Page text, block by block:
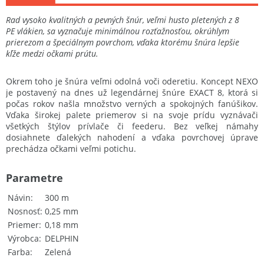
Rad vysoko kvalitných a pevných šnúr, veľmi husto pletených z 8
PE vlákien, sa vyznačuje minimálnou rozťažnosťou, okrúhlym
prierezom a špeciálnym povrchom, vďaka ktorému šnúra lepšie
kĺže medzi očkami prútu.​
Okrem toho je šnúra veľmi odolná voči oderetiu. Koncept NEXO
je postavený na dnes už legendárnej šnúre EXACT 8, ktorá si
počas rokov našla množstvo verných a spokojných fanúšikov.
Vďaka širokej palete priemerov si na svoje prídu vyznávači
všetkých štýlov prívlače či feederu. Bez veľkej námahy
dosiahnete ďalekých nahodení a vďaka povrchovej úprave
prechádza očkami veľmi potichu.
Návin
300 m
Nosnosť 0,25 mm
Priemer 0,18 mm
Výrobca
DELPHIN
Farba
Zelená
Parametre